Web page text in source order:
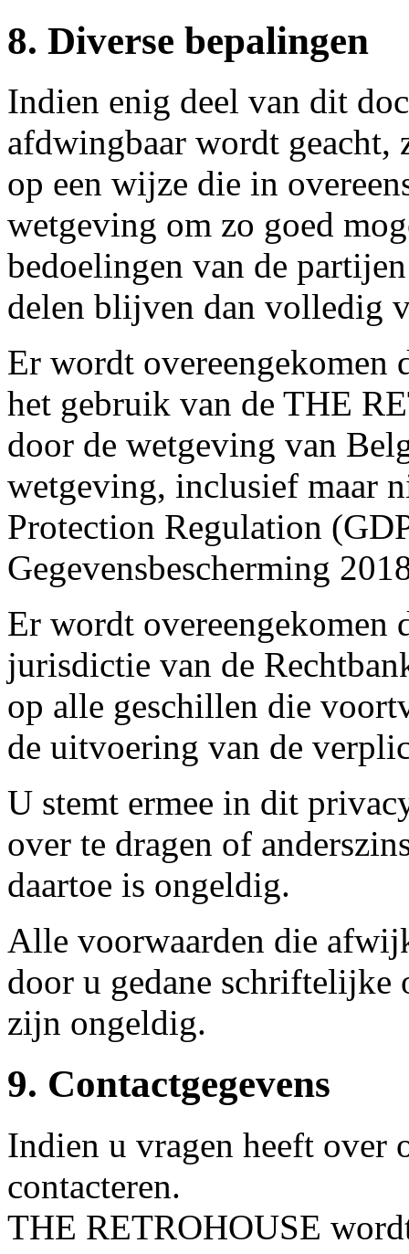
8. Diverse bepalingen
Indien enig deel van dit
afdwingbaar wordt geacht,
op een wijze die in
wetgeving om zo goed
bedoelingen van de
delen blijven dan volledig
Er wordt overeengekomen
het gebruik van de THE
door de wetgeving van
wetgeving, inclusief maar
Protection Regulation
Gegevensbescherming
Er wordt overeengekomen
jurisdictie van de
op alle geschillen die
de uitvoering van de
U stemt ermee in dit
over te dragen of
daartoe is ongeldig.
Alle voorwaarden die
door u gedane schriftelijke
zijn ongeldig.
9. Contactgegevens
Indien u vragen heeft over
contacteren.
THE RETROHOUSE